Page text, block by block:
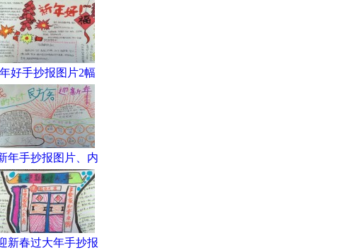
好手抄报图片2幅
年手抄报图片、内
新春过大年手抄报